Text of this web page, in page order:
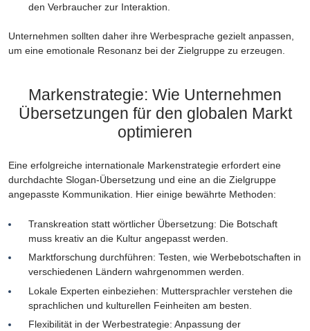
den Verbraucher zur Interaktion.
Unternehmen sollten daher ihre Werbesprache gezielt anpassen,
um eine emotionale Resonanz bei der Zielgruppe zu erzeugen.
Markenstrategie: Wie Unternehmen
Übersetzungen für den globalen Markt
optimieren
Eine erfolgreiche internationale Markenstrategie erfordert eine
durchdachte Slogan-Übersetzung und eine an die Zielgruppe
angepasste Kommunikation. Hier einige bewährte Methoden:
Transkreation statt wörtlicher Übersetzung: Die Botschaft
muss kreativ an die Kultur angepasst werden.
Marktforschung durchführen: Testen, wie Werbebotschaften in
verschiedenen Ländern wahrgenommen werden.
Lokale Experten einbeziehen: Muttersprachler verstehen die
sprachlichen und kulturellen Feinheiten am besten.
Flexibilität in der Werbestrategie: Anpassung der